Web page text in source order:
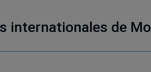
internationales de